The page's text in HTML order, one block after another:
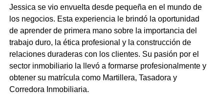
Jessica se vio envuelta desde pequeña en el mundo de
los negocios. Esta experiencia le brindó la oportunidad
de aprender de primera mano sobre la importancia del
trabajo duro, la ética profesional y la construcción de
relaciones duraderas con los clientes. Su pasión por el
sector inmobiliario la llevó a formarse profesionalmente y
obtener su matrícula como Martillera, Tasadora y
Corredora Inmobiliaria.